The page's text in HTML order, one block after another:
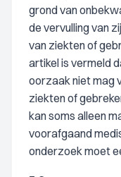
grond van
de vervulling van
van ziekten of
artikel is vermeld
oorzaak niet mag
ziekten of
kan soms alleen
voorafgaand
onderzoek moet